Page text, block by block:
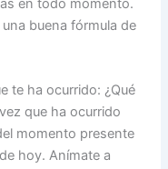
en todo momento.
buena fórmula de
te ha ocurrido: ¿Qué
que ha ocurrido
momento presente
hoy. Anímate a